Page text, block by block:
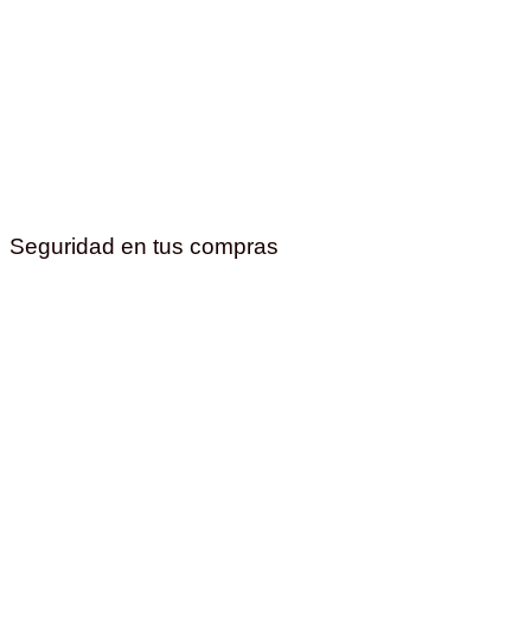
Seguridad en tus compras